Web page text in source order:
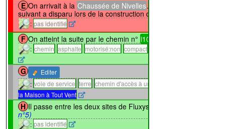
E On arrivait à la Chaussée de Nivelles. Le tronçon
suivant a disparu lors de la construction du R0
: pas identifié
F On atteint la suite par le chemin n° i10
: chemin asphalte motorisé:non compact
G
Editer
: voie de service terre chemin d'accès à un batiment.
la Maison à Tout Vent
H Il passe entre les deux sites de Fluxys
n°5)
: pas identifié